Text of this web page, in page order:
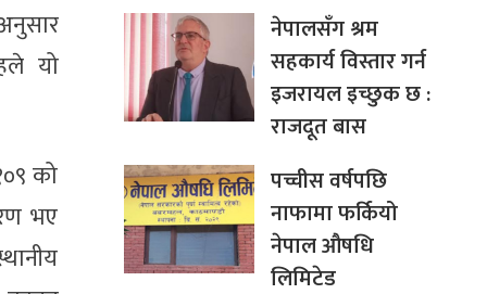
यो
को
भए
नेपालसँग श्रम
सहकार्य विस्तार गर्न
इजरायल इच्छुक छ :
राजदूत बास
पच्चीस वर्षपछि
नाफामा फर्कियो
नेपाल औषधि
लिमिटेड